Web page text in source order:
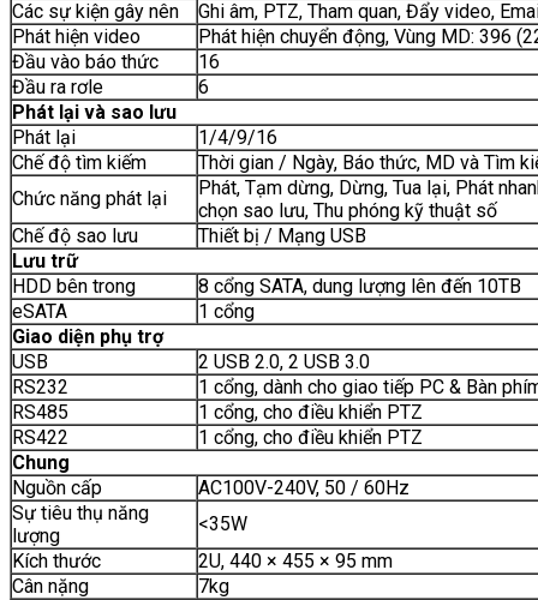
Các sự kiện gây nên
Ghi âm, PTZ, Tham quan, Đẩy video,
Phát hiện video
Phát hiện chuyển động, Vùng MD: 396
Đầu vào báo thức
16
Đầu ra rơle
6
Phát lại và sao lưu
Phát lại
1/4/9/16
Chế độ tìm kiếm
Thời gian / Ngày, Báo thức, MD và Tìm
Chức năng phát lại
Phát, Tạm dừng, Dừng, Tua lại, Phát
chọn sao lưu, Thu phóng kỹ thuật số
Chế độ sao lưu
Thiết bị / Mạng USB
Lưu trữ
HDD bên trong
8 cổng SATA, dung lượng lên đến 10TB
eSATA
1 cổng
Giao diện phụ trợ
USB
2 USB 2.0, 2 USB 3.0
RS232
1 cổng, dành cho giao tiếp PC & Bàn
RS485
1 cổng, cho điều khiển PTZ
RS422
1 cổng, cho điều khiển PTZ
Chung
Nguồn cấp
AC100V-240V, 50 / 60Hz
Sự tiêu thụ năng
lượng
<35W
Kích thước
2U, 440 × 455 × 95 mm
Cân nặng
7kg